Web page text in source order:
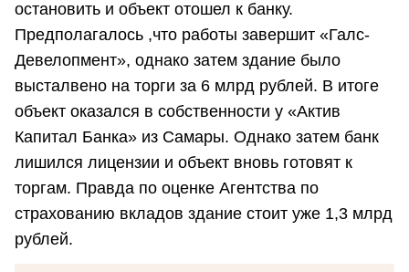
остановить и объект отошел к банку.
Предполагалось ,что работы завершит «Галс-
Девелопмент», однако затем здание было
высталвено на торги за 6 млрд рублей. В итоге
объект оказался в собственности у «Актив
Капитал Банка» из Самары. Однако затем банк
лишился лицензии и объект вновь готовят к
торгам. Правда по оценке Агентства по
страхованию вкладов здание стоит уже 1,3 млрд
рублей.